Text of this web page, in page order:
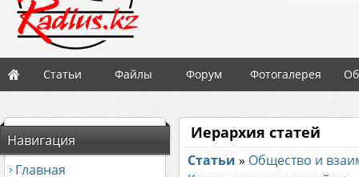
Статьи Файлы Форум Фотогалерея
Навигация
Главная
Иерархия статей
Статьи » Общество и